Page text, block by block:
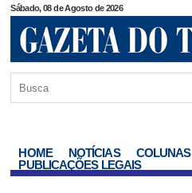
Sábado, 08 de Agosto de 2026
HOME NOTÍCIAS COLUNAS
PUBLICAÇÕES LEGAIS